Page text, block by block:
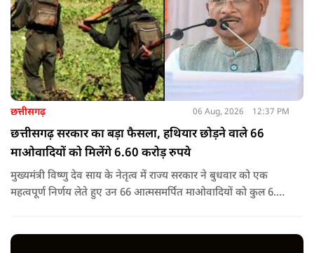
छत्तीसगढ़ 06 Aug, 2026 12:37 PM
छत्तीसगढ़ सरकार का बड़ा फैसला, हथियार छोड़ने वाले 66
माओवादियों को मिलेंगे 6.60 करोड़ रुपये
मुख्यमंत्री विष्णु देव साय के नेतृत्व में राज्य सरकार ने बुधवार को एक
महत्वपूर्ण निर्णय लेते हुए उन 66 आत्मसमर्पित माओवादियों को कुल 6.60